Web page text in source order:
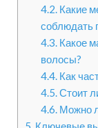
4.2.Какие
соблюдать
4.3.Какое
волосы?
4.4.Как
4.5.Стоит
4.6.Можно